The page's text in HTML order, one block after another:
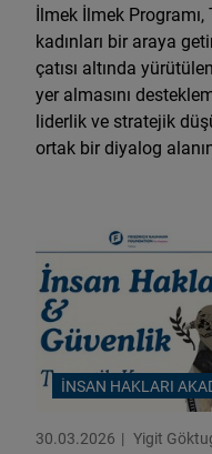
İlmek İlmek
kadınları bir araya
çatısı altında
yer almasını
liderlik ve stratejik
ortak bir diyalog
İNSAN HAKLARI
30.03.2026 Yigit